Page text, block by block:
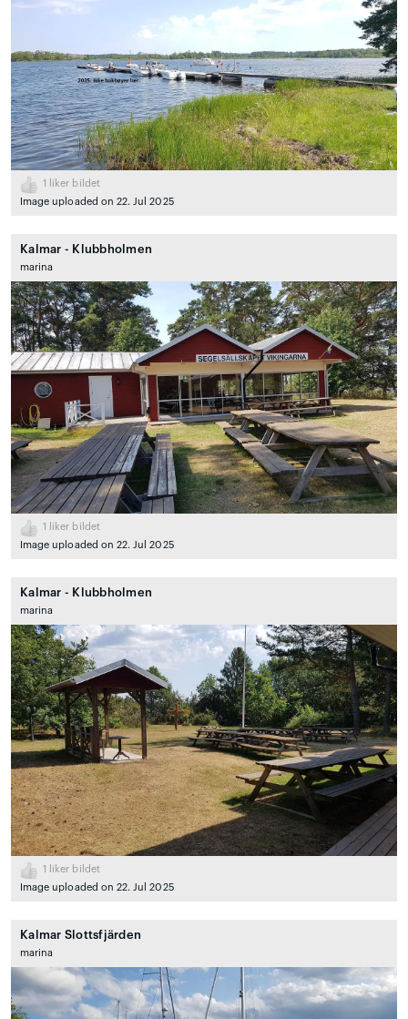
1
liker bildet
Image uploaded on 22. Jul 2025
Kalmar - Klubbholmen
marina
1
liker bildet
Image uploaded on 22. Jul 2025
Kalmar - Klubbholmen
marina
1
liker bildet
Image uploaded on 22. Jul 2025
Kalmar Slottsfjärden
marina